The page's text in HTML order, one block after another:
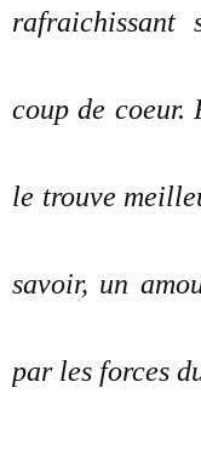
rafraichissant
coup de coeur.
le trouve
savoir, un
par les forces